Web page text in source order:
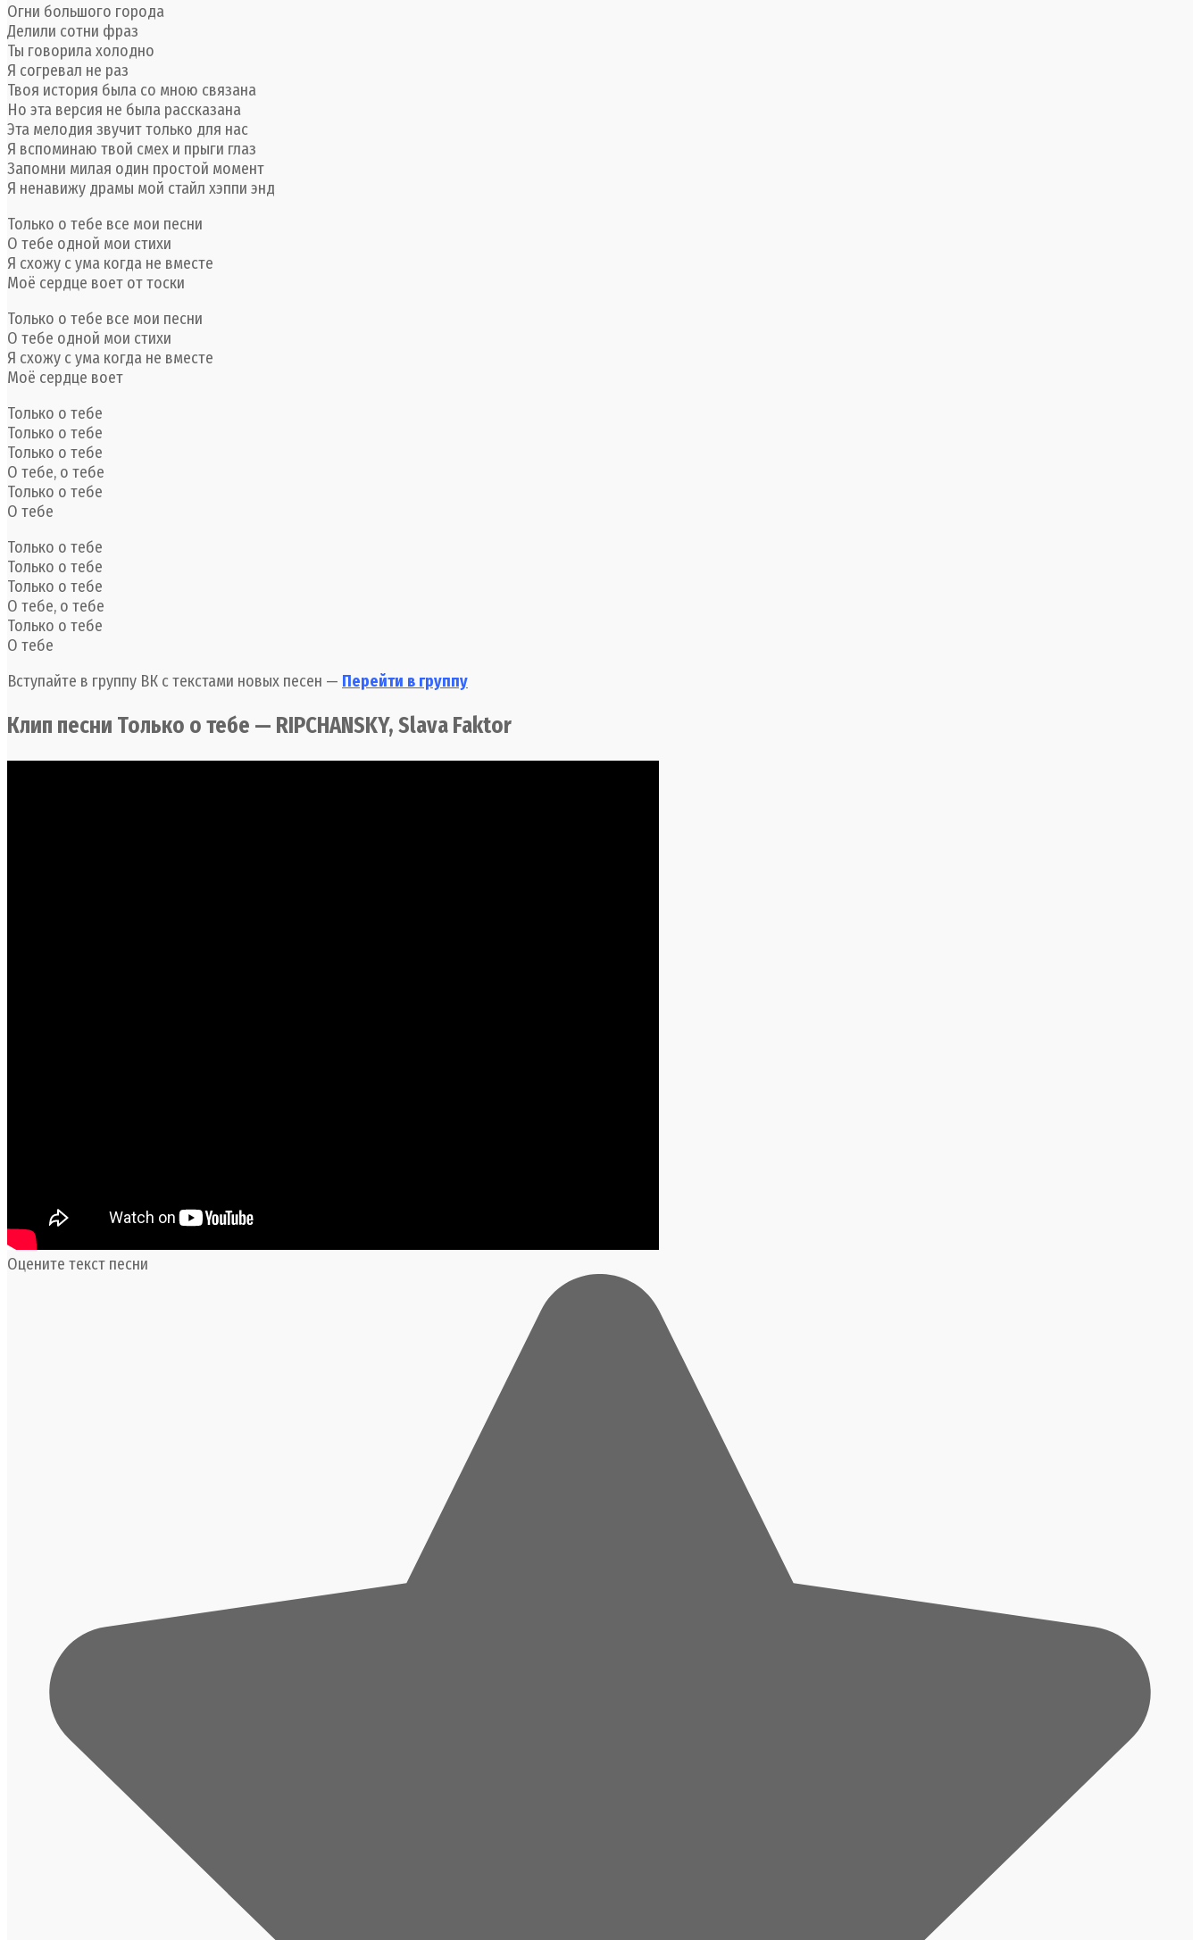
Огни большого города
Делили сотни фраз
Ты говорила холодно
Я согревал не раз
Твоя история была со мною связана
Но эта версия не была рассказана
Эта мелодия звучит только для нас
Я вспоминаю твой смех и прыги глаз
Запомни милая один простой момент
Я ненавижу драмы мой стайл хэппи энд
Только о тебе все мои песни
О тебе одной мои стихи
Я схожу с ума когда не вместе
Моё сердце воет от тоски
Только о тебе все мои песни
О тебе одной мои стихи
Я схожу с ума когда не вместе
Моё сердце воет
Только о тебе
Только о тебе
Только о тебе
О тебе, о тебе
Только о тебе
О тебе
Только о тебе
Только о тебе
Только о тебе
О тебе, о тебе
Только о тебе
О тебе
Вступайте в группу ВК с текстами новых песен — Перейти в группу
Клип песни Только о тебе — RIPCHANSKY, Slava Faktor
Оцените текст песни